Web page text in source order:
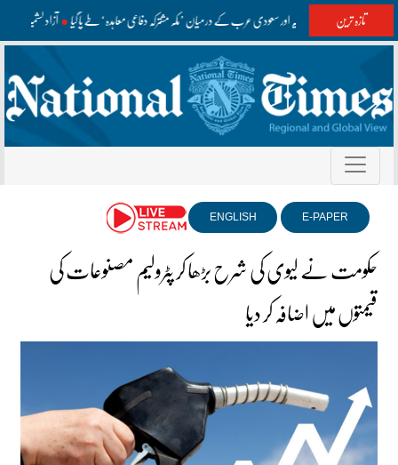
تازہ ترین پاکستان، ترکیہ اور سعودی عرب کے درمیان ’مکہ مشترکہ دفاعی معاہدہ‘ طے پا گیا آزاد کشمیر
E-PAPER
ENGLISH
حکومت نے لیوی کی شرح بڑھا کر پٹرولیم مصنوعات کی
قیمتوں میں اضافہ کر دیا